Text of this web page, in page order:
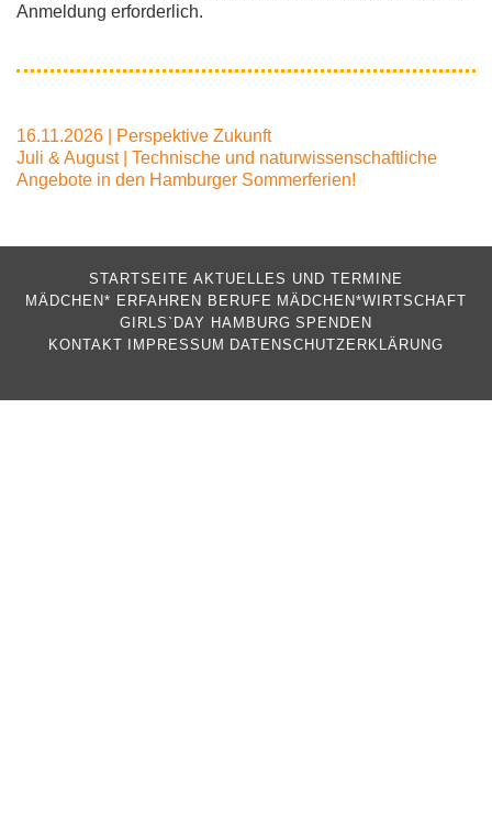
Anmeldung erforderlich.
Beitragsnavigation
16.11.2026 | Perspektive Zukunft
Juli & August | Technische und naturwissenschaftliche
Angebote in den Hamburger Sommerferien!
STARTSEITE AKTUELLES UND TERMINE
MÄDCHEN* ERFAHREN BERUFE MÄDCHEN*WIRTSCHAFT
GIRLS`DAY HAMBURG SPENDEN
KONTAKT
IMPRESSUM DATENSCHUTZERKLÄRUNG